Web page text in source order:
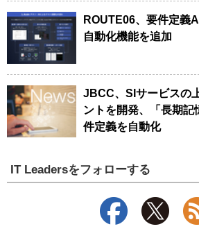
ROUTE06、要件定義
自動化機能を追加
JBCC、SIサービスの
ントを開発、「長期記
件定義を自動化
IT Leadersをフォローする